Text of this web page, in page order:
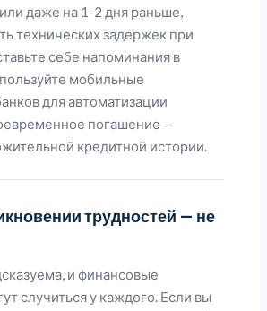
даже на 1-2 дня раньше,
технических задержек при
себе напоминания в
мобильные
для автоматизации
погашение —
кредитной истории.
трудностей — не
и финансовые
случиться у каждого. Если вы